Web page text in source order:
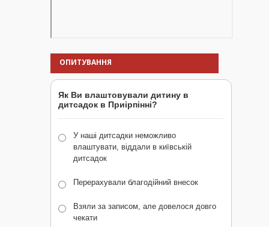
ОПИТУВАННЯ
Як Ви влаштовували дитину в
дитсадок в Приірпінні?
У наші дитсадки неможливо
влаштувати, віддали в київській
дитсадок
Перерахували благодійний внесок
Взяли за записом, але довелося довго
чекати